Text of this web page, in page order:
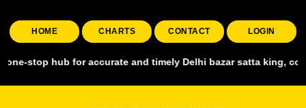
HOME CHARTS CONTACT LOGIN
hub for accurate and timely Delhi bazar satta king, covering